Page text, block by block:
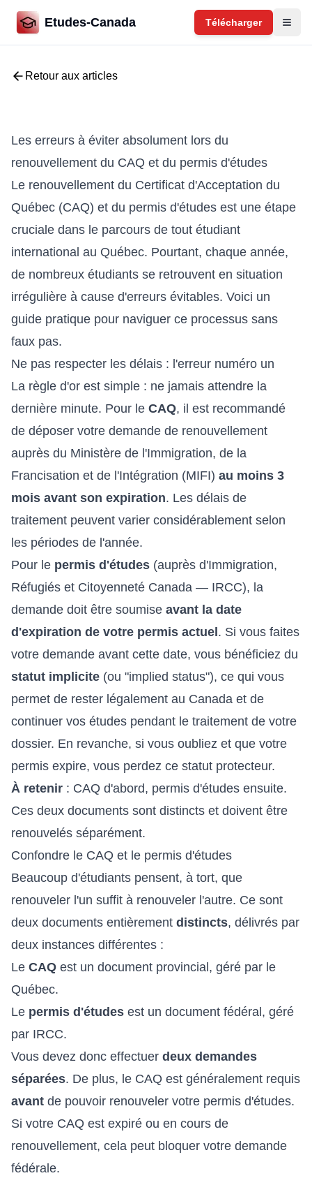
Etudes-Canada Télécharger
Retour aux articles
Les erreurs à éviter absolument lors du
renouvellement du CAQ et du permis d'études
Le renouvellement du Certificat d'Acceptation du
Québec (CAQ) et du permis d'études est une étape
cruciale dans le parcours de tout étudiant
international au Québec. Pourtant, chaque année,
de nombreux étudiants se retrouvent en situation
irrégulière à cause d'erreurs évitables. Voici un
guide pratique pour naviguer ce processus sans
faux pas.
Ne pas respecter les délais : l'erreur numéro un
La règle d'or est simple : ne jamais attendre la
dernière minute. Pour le CAQ, il est recommandé
de déposer votre demande de renouvellement
auprès du Ministère de l'Immigration, de la
Francisation et de l'Intégration (MIFI) au moins 3
mois avant son expiration. Les délais de
traitement peuvent varier considérablement selon
les périodes de l'année.
Pour le permis d'études (auprès d'Immigration,
Réfugiés et Citoyenneté Canada — IRCC), la
demande doit être soumise avant la date
d'expiration de votre permis actuel . Si vous faites
votre demande avant cette date, vous bénéficiez du
statut implicite (ou "implied status"), ce qui vous
permet de rester légalement au Canada et de
continuer vos études pendant le traitement de votre
dossier. En revanche, si vous oubliez et que votre
permis expire, vous perdez ce statut protecteur.
À retenir : CAQ d'abord, permis d'études ensuite.
Ces deux documents sont distincts et doivent être
renouvelés séparément.
Confondre le CAQ et le permis d'études
Beaucoup d'étudiants pensent, à tort, que
renouveler l'un suffit à renouveler l'autre. Ce sont
deux documents entièrement distincts, délivrés par
deux instances différentes :
Le CAQ est un document provincial, géré par le
Québec.
Le permis d'études est un document fédéral, géré
par IRCC.
Vous devez donc effectuer deux demandes
séparées. De plus, le CAQ est généralement requis
avant de pouvoir renouveler votre permis d'études.
Si votre CAQ est expiré ou en cours de
renouvellement, cela peut bloquer votre demande
fédérale.